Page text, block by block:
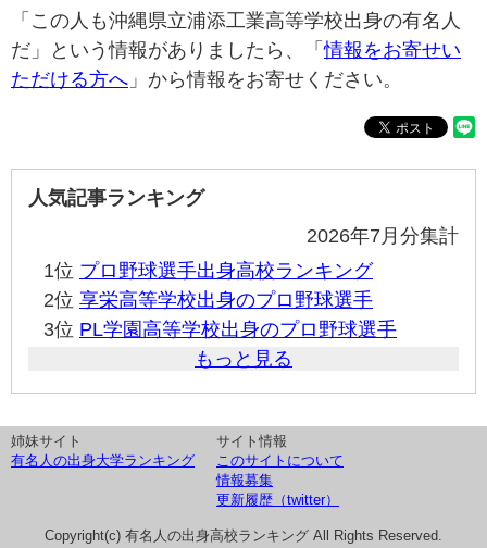
「この人も沖縄県立浦添工業高等学校出身の有名人
だ」という情報がありましたら、「情報をお寄せい
ただける方へ 」から情報をお寄せください。
人気記事ランキング
2026年7月分集計
1位 プロ野球選手出身高校ランキング
2位 享栄高等学校出身のプロ野球選手
3位 PL学園高等学校出身のプロ野球選手
もっと見る
姉妹サイト
有名人の出身大学ランキング
サイト情報
このサイトについて
情報募集
更新履歴（twitter）
Copyright(c) 有名人の出身高校ランキング All Rights Reserved.